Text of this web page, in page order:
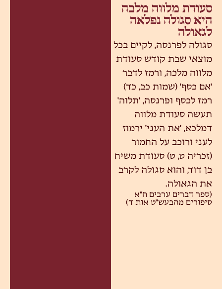
סעודת מלווה מלכה
היא סגולה נפלאה
לגאולה
סגולה לפרנסה, לקיים בכל
מוצאי שבת קודש סעודת
מלווה מלכה, ורמז לדבר
'אם כסף' (שמות כב, כד)
רמז לכסף ופרנסה, 'תלוה'
תעשה סעודת מלווה
דמלכא, 'את העני' ירמוז
לעני ורוכב על החמור
(זכריה ט, ט) סעודת משיח
בן דוד, והוא סגולה לקרב
את הגאולה.
(ספר דברים ערבים ח"א
סיפורים מהבעש"ט אות ד)